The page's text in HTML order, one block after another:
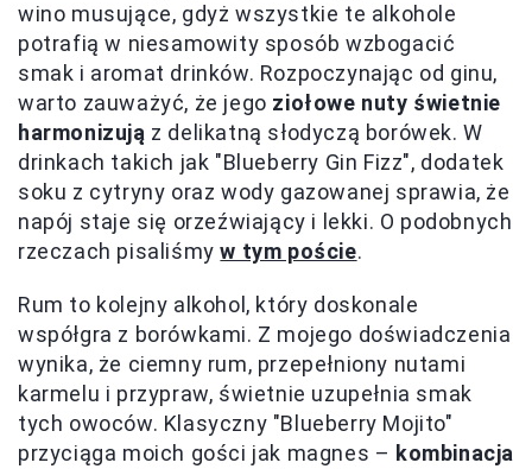
wino musujące, gdyż wszystkie te alkohole
potrafią w niesamowity sposób wzbogacić
smak i aromat drinków. Rozpoczynając od ginu,
warto zauważyć, że jego ziołowe nuty świetnie
harmonizują z delikatną słodyczą borówek. W
drinkach takich jak "Blueberry Gin Fizz", dodatek
soku z cytryny oraz wody gazowanej sprawia, że
napój staje się orzeźwiający i lekki. O podobnych
rzeczach pisaliśmyw tym poście.
Rum to kolejny alkohol, który doskonale
współgra z borówkami. Z mojego doświadczenia
wynika, że ciemny rum, przepełniony nutami
karmelu i przypraw, świetnie uzupełnia smak
tych owoców. Klasyczny "Blueberry Mojito"
przyciąga moich gości jak magnes – kombinacja